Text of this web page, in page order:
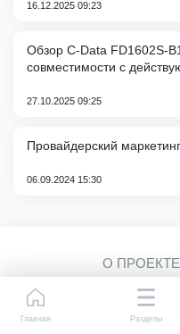
16.12.2025 09:23
Обзор C-Data FD1602S-
совместимости с
27.10.2025 09:25
Провайдерский
06.09.2024 15:30
Главная Разделы
О ПРОЕКТЕ